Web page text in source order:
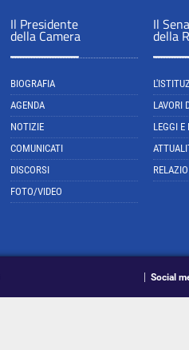
Il Presidente
della Camera
BIOGRAFIA
AGENDA
NOTIZIE
COMUNICATI
DISCORSI
FOTO/VIDEO
Il
della
LAVORI
LEGGI E
Social